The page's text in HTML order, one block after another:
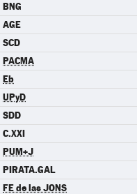
BNG
AGE
SCD
PACMA
Eb
UPyD
SDD
C.XXI
PUM+J
PIRATA.GAL
FE de las JONS